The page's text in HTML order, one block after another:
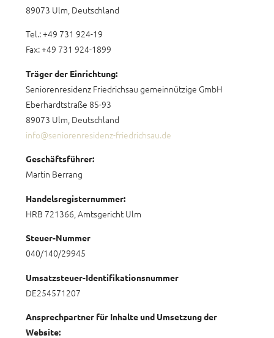
89073 Ulm, Deutschland
Tel.: +49 731 924-19
Fax: +49 731 924-1899
Träger der Einrichtung:
Seniorenresidenz Friedrichsau gemeinnützige GmbH
Eberhardtstraße 85-93
89073 Ulm, Deutschland
info@seniorenresidenz-friedrichsau.de
Geschäftsführer:
Martin Berrang
Handelsregisternummer:
HRB 721366, Amtsgericht Ulm
Steuer-Nummer
040/140/29945
Umsatzsteuer-Identifikationsnummer
DE254571207
Ansprechpartner für Inhalte und Umsetzung der
Website: